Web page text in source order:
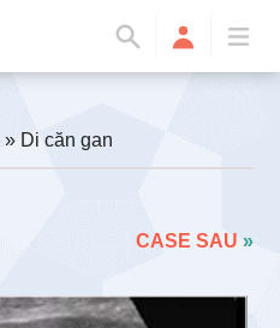
» Di căn gan
CASE SAU »